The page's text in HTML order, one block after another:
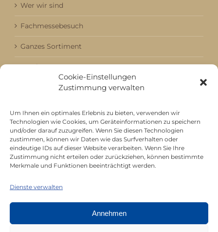
Cookie-Einstellungen
Zustimmung verwalten
Um Ihnen ein optimales Erlebnis zu bieten, verwenden wir
Technologien wie Cookies, um Geräteinformationen zu speichern
und/oder darauf zuzugreifen. Wenn Sie diesen Technologien
zustimmen, können wir Daten wie das Surfverhalten oder
eindeutige IDs auf dieser Website verarbeiten. Wenn Sie Ihre
Zustimmung nicht erteilen oder zurückziehen, können bestimmte
Merkmale und Funktionen beeinträchtigt werden.
Dienste verwalten
Annehmen
Wer wir sind
Fachmessebesuch
Ganzes Sortiment
Kataloge
Aktuell / Saison
Mitgliedschaft bei